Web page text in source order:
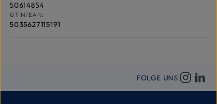
50614854
GTIN/EAN:
5035627115191
FOLGE UNS